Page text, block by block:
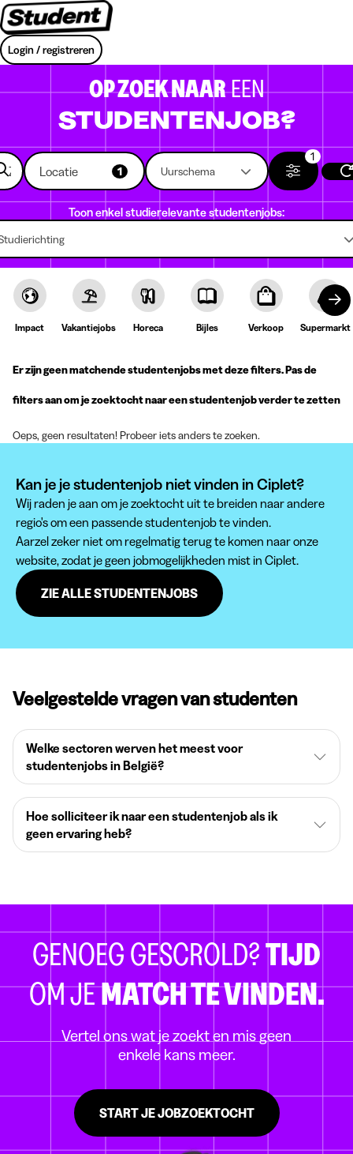
Login / registreren
OP ZOEK NAAREEN
STUDENTENJOB?
Locatie 1 Uurschema
1
Toon enkel studierelevante studentenjobs:
Impact Vakantiejobs Horeca Bijles Verkoop Supermarkt
Er zijn geen matchende studentenjobs met deze filters. Pas de
filters aan om je zoektocht naar een studentenjob verder te zetten
Oeps, geen resultaten! Probeer iets anders te zoeken.
Kan je je studentenjob niet vinden in Ciplet?
Wij raden je aan om je zoektocht uit te breiden naar andere
regio's om een passende studentenjob te vinden.
Aarzel zeker niet om regelmatig terug te komen naar onze
website, zodat je geen jobmogelijkheden mist in Ciplet.
ZIE ALLE STUDENTENJOBS
Veelgestelde vragen van studenten
Welke sectoren werven het meest voor
studentenjobs in België?
Hoe solliciteer ik naar een studentenjob als ik
geen ervaring heb?
GENOEG GESCROLD?TIJD
OM JEMATCH TE VINDEN.
Vertel ons wat je zoekt en mis geen
enkele kans meer.
START JE JOBZOEKTOCHT